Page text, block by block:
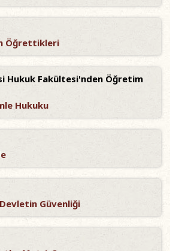
Öğrettikleri
Hukuk Fakültesi'nden Öğretim
Hukuku
Güvenliği